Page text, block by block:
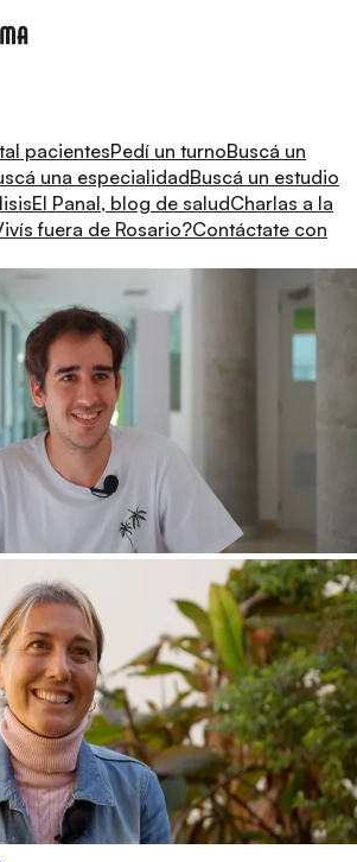
pacientesPedí un turnoBuscá un
una especialidadBuscá un estudio
El Panal, blog de saludCharlas a la
fuera de Rosario?Contáctate con